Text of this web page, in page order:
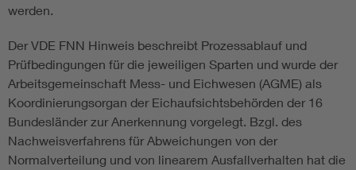
werden.
Der VDE FNN Hinweis beschreibt Prozessablauf und
Prüfbedingungen für die jeweiligen Sparten und wurde der
Arbeitsgemeinschaft Mess- und Eichwesen (AGME) als
Koordinierungsorgan der Eichaufsichtsbehörden der 16
Bundesländer zur Anerkennung vorgelegt. Bzgl. des
Nachweisverfahrens für Abweichungen von der
Normalverteilung und von linearem Ausfallverhalten hat die